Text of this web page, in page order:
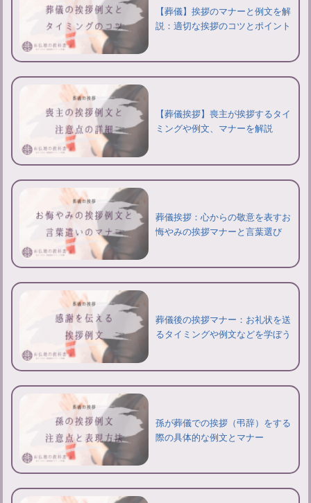
【葬儀】挨拶のマナーと例文を解
説：適切な挨拶のコツとポイント
【葬儀挨拶】喪主が挨拶するタイ
ミングや例文、マナーを解説
葬儀挨拶：心からの敬意を表すお
悔やみの挨拶マナーと言葉選び
葬儀後の挨拶マナー：お礼状を送
るタイミングや例文などを学ぼう
孫が葬儀での挨拶（弔辞）をする
際の具体的な例文とマナー